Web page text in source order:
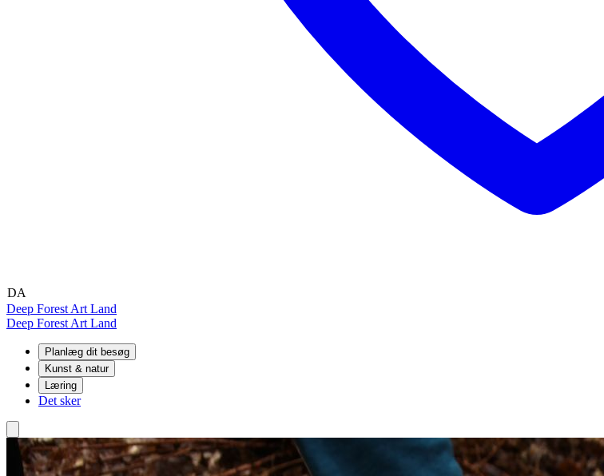
DA
Deep Forest Art Land
Deep Forest Art Land
Planlæg dit besøg
Kunst & natur
Læring
Det sker